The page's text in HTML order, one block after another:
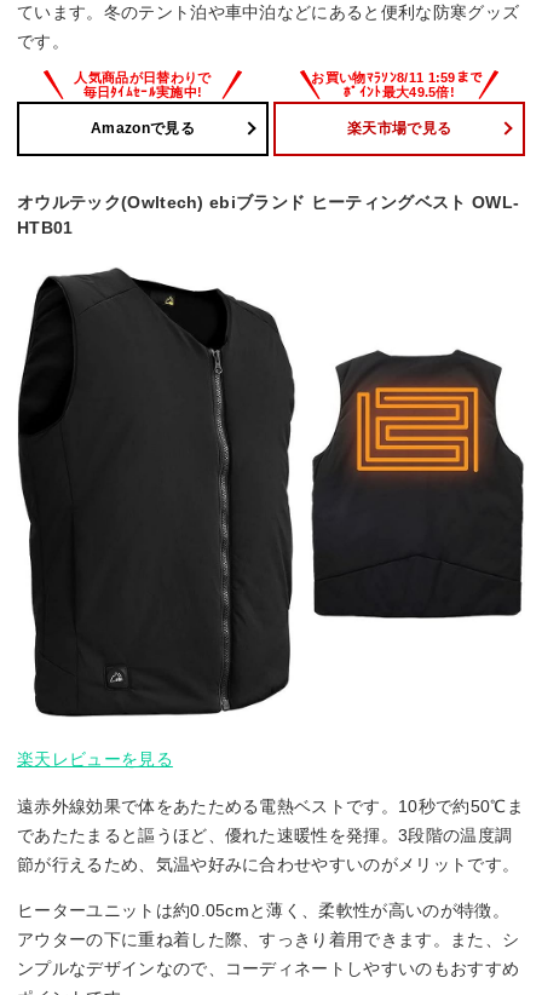
ています。冬のテント泊や車中泊などにあると便利な防寒グッズ
です。
Amazonで見る 楽天市場で見る
オウルテック(Owltech) ebiブランド ヒーティングベスト OWL-
HTB01
楽天レビューを見る
遠赤外線効果で体をあたためる電熱ベストです。10秒で約50℃ま
であたたまると謳うほど、優れた速暖性を発揮。3段階の温度調
節が行えるため、気温や好みに合わせやすいのがメリットです。
ヒーターユニットは約0.05cmと薄く、柔軟性が高いのが特徴。
アウターの下に重ね着した際、すっきり着用できます。また、シ
ンプルなデザインなので、コーディネートしやすいのもおすすめ